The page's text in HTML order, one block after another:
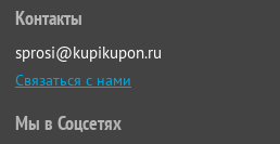
Контакты
sprosi@kupikupon.ru
Связаться с нами
Мы в Соцсетях